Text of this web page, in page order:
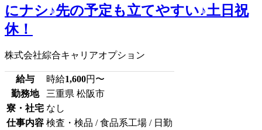
にナシ♪先の予定も立てやすい♪土日祝
休！
株式会社綜合キャリアオプション
給与 時給1,600円〜
勤務地
三重県 松阪市
寮・社宅 なし
仕事内容 検査・検品 / 食品系工場 / 日勤